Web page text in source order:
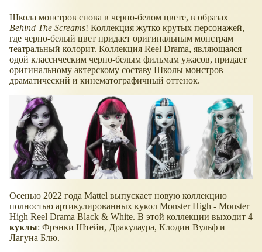
Школа монстров снова в черно-белом цвете, в образах
Behind The Screams! Коллекция жутко крутых персонажей,
где черно-белый цвет придает оригинальным монстрам
театральный колорит. Коллекция Reel Drama, являющаяся
одой классическим черно-белым фильмам ужасов, придает
оригинальному актерскому составу Школы монстров
драматический и кинематографичный оттенок.
Осенью 2022 года Mattel выпускает новую коллекцию
полностью артикулированных кукол Monster High - Monster
High Reel Drama Black & White. В этой коллекции выходит 4
куклы: Фрэнки Штейн, Дракулаура, Клодин Вульф и
Лагуна Блю.